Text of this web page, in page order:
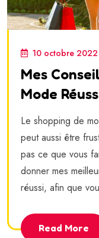
10 octobre 2022
Mes
Mode
Le shopping de
peut aussi être
pas ce que vous
donner mes
réussi, afin que
Read More